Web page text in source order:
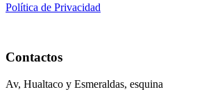
Política de Privacidad
Contactos
Av, Hualtaco y Esmeraldas, esquina